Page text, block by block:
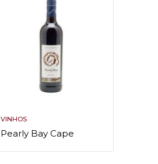
VINHOS
Pearly Bay Cape